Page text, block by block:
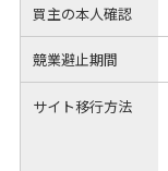
買主の本人確認
競業避止期間
サイト移行方法